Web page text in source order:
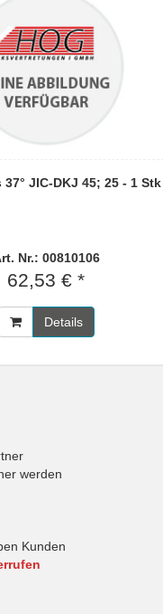
JIC-DKJ 45; 25 - 1 Stk
Nr.: 00810106
62,53 € *
Details
werden
Kunden